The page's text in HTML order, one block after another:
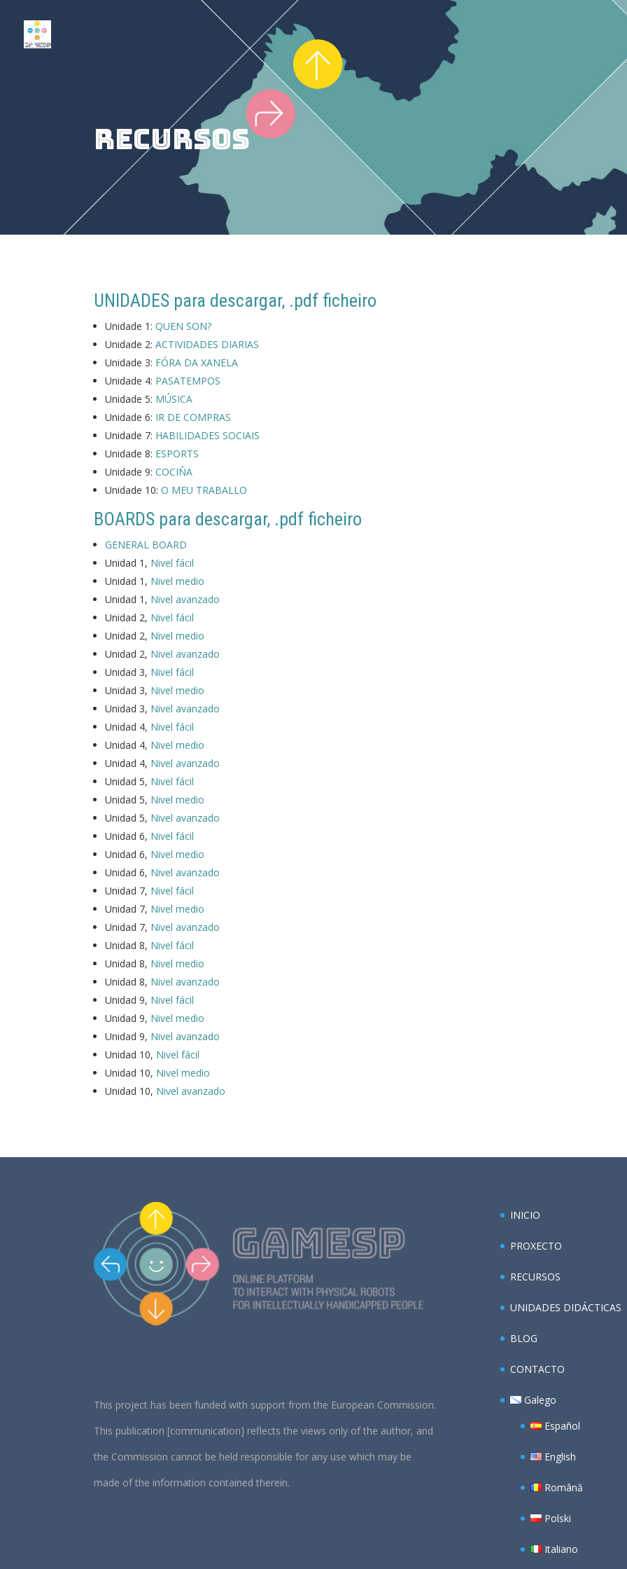
RECURSOS
UNIDADES para descargar, .pdf ficheiro
Unidade 1:QUEN SON?
Unidade 2:ACTIVIDADES DIARIAS
Unidade 3: FÓRA DA XANELA
Unidade 4: PASATEMPOS
Unidade 5: MÚSICA
Unidade 6: IR DE COMPRAS
Unidade 7: HABILIDADES SOCIAIS
Unidade 8: ESPORTS
Unidade 9:COCIÑA
Unidade 10:O MEU TRABALLO
BOARDS para descargar, .pdf ficheiro
GENERAL BOARD
Unidad 1, Nivel fácil
Unidad 1, Nivel medio
Unidad 1, Nivel avanzado
Unidad 2, Nivel fácil
Unidad 2, Nivel medio
Unidad 2, Nivel avanzado
Unidad 3, Nivel fácil
Unidad 3, Nivel medio
Unidad 3, Nivel avanzado
Unidad 4, Nivel fácil
Unidad 4, Nivel medio
Unidad 4, Nivel avanzado
Unidad 5, Nivel fácil
Unidad 5, Nivel medio
Unidad 5, Nivel avanzado
Unidad 6, Nivel fácil
Unidad 6, Nivel medio
Unidad 6, Nivel avanzado
Unidad 7, Nivel fácil
Unidad 7, Nivel medio
Unidad 7, Nivel avanzado
Unidad 8, Nivel fácil
Unidad 8, Nivel medio
Unidad 8, Nivel avanzado
Unidad 9, Nivel fácil
Unidad 9, Nivel medio
Unidad 9, Nivel avanzado
Unidad 10, Nivel fácil
Unidad 10, Nivel medio
Unidad 10, Nivel avanzado
This project has been funded with support from the European Commission.
This publication [communication] reflects the views only of the author, and
the Commission cannot be held responsible for any use which may be
made of the information contained therein.
INICIO
PROXECTO
RECURSOS
UNIDADES DIDÁCTICAS
BLOG
CONTACTO
Galego
Español
English
Română
Polski
Italiano